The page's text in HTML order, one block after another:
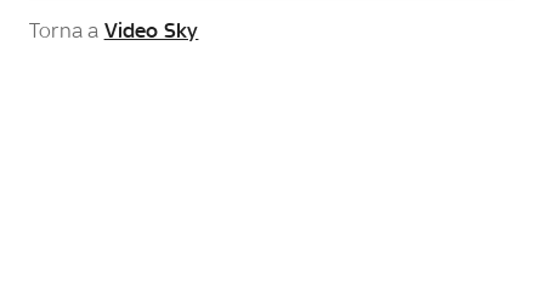
Torna a Video Sky